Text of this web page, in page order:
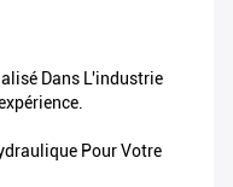
Dans L'industrie
Pour Votre